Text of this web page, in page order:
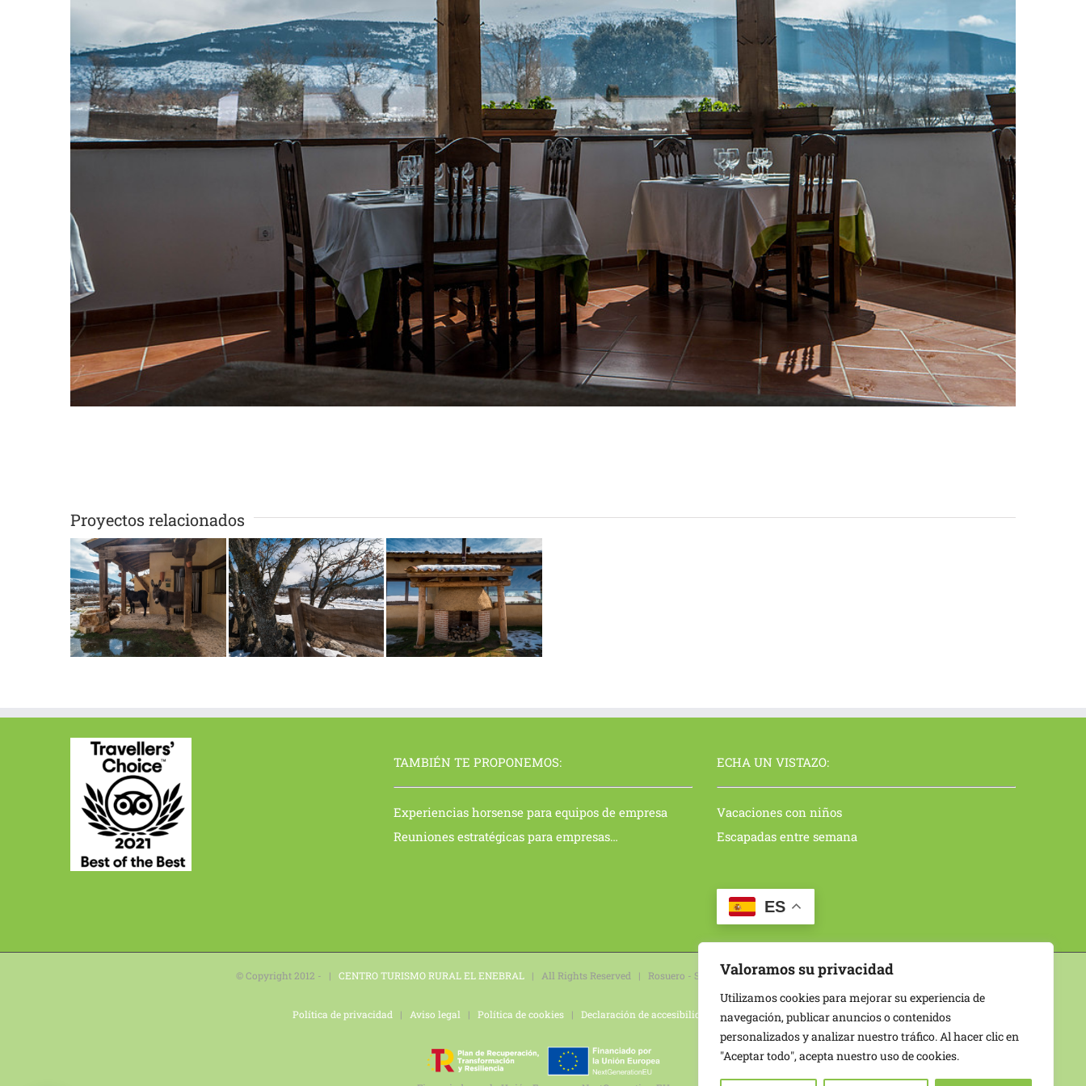
Valoramos su privacidad
Utilizamos cookies para mejorar su experiencia de
navegación, publicar anuncios o contenidos
personalizados y analizar nuestro tráfico. Al hacer clic en
"Aceptar todo", acepta nuestro uso de cookies.
Proyectos relacionados
TAMBIÉN TE PROPONEMOS:
Experiencias horsense para equipos de empresa
Reuniones estratégicas para empresas…
ECHA UN VISTAZO:
Vacaciones con niños
Escapadas entre semana
ES
© Copyright 2012 - | CENTRO TURISMO RURAL EL ENEBRAL| All Rights Reserved | Rosuero - Santo Tome del Puerto | Segovia
Política de privacidad| Aviso legal| Política de cookies| Declaración de accesibilidad |Mapa del sitio